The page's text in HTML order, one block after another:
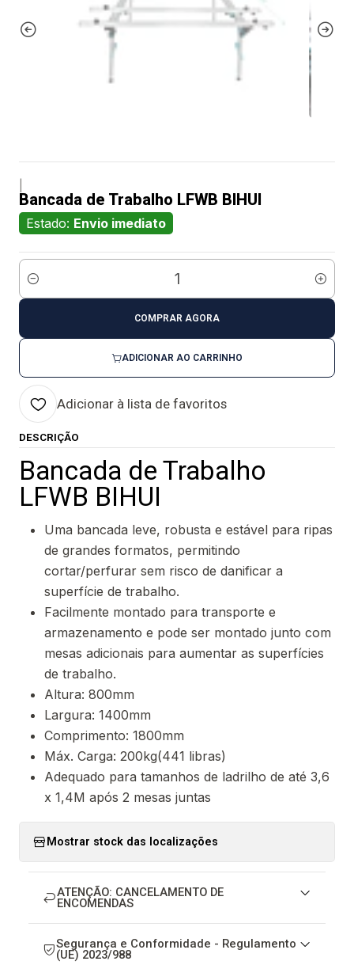
Bancada de Trabalho LFWB BIHUI
Estado: Envio imediato
Quantidade
ADICIONAR AO CARRINHO
COMPRAR AGORA
Adicionar à lista de favoritos
DESCRIÇÃO
Bancada de Trabalho
LFWB BIHUI
Uma bancada leve, robusta e estável para ripas
de grandes formatos, permitindo
cortar/perfurar sem risco de danificar a
superfície de trabalho.
Facilmente montado para transporte e
armazenamento e pode ser montado junto com
mesas adicionais para aumentar as superfícies
de trabalho.
Altura: 800mm
Largura: 1400mm
Comprimento: 1800mm
Máx. Carga: 200kg(441 libras)
Adequado para tamanhos de ladrilho de até 3,6
x 1,4M após 2 mesas juntas
Mostrar stock das localizações
ATENÇÃO: CANCELAMENTO DE
ENCOMENDAS
Segurança e Conformidade - Regulamento
(UE) 2023/988